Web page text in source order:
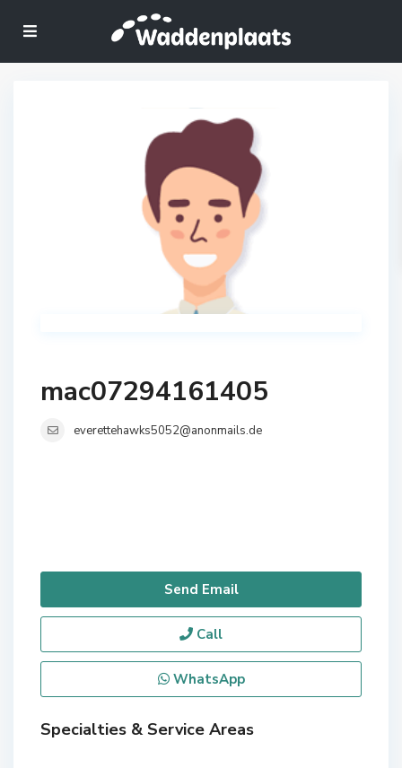
mac07294161405
everettehawks5052@anonmails.de
Send Email
Call
WhatsApp
Specialties & Service Areas